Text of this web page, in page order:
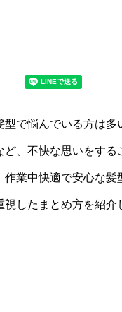
で悩んでいる方は
、不快な思いをす
業中快適で安心な髪
したまとめ方を紹介